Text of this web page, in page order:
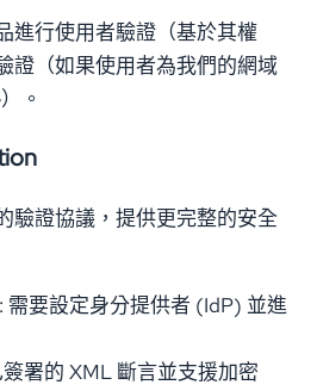
進行使用者驗證（基於其權
證（如果使用者為我們的網域
。
驗證協議，提供更完整的安全
: 需要設定身分提供者 (IdP) 並進
署的 XML 斷言並支援加密